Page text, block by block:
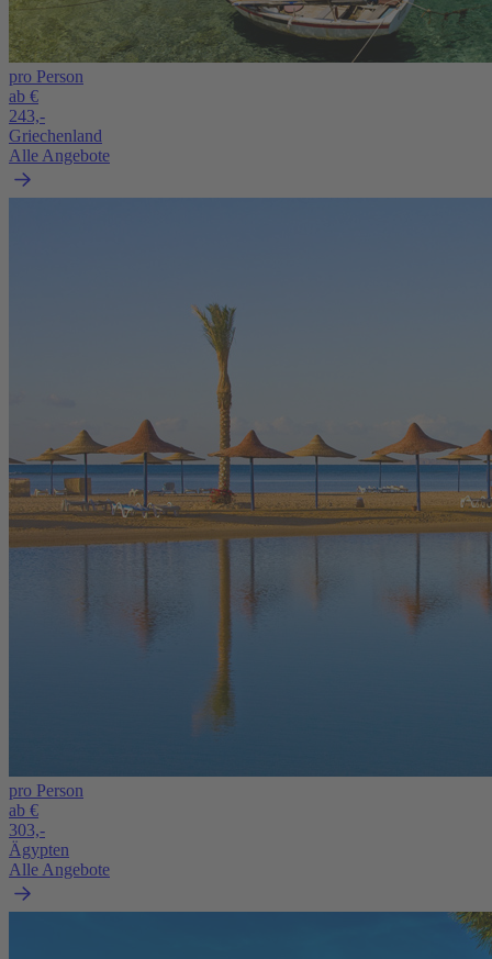
pro Person
ab €
243,-
Griechenland
Alle Angebote
pro Person
ab €
303,-
Ägypten
Alle Angebote